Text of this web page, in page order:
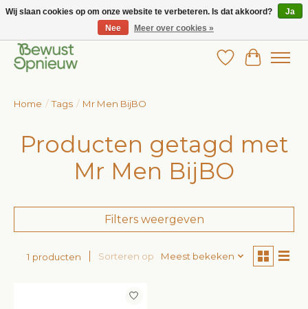
Wij bieden het grootste aanbod in betaalbare kinderkleding!
Verlanglijst
Home / Tags / Mr Men BijBO
Producten getagd met
Mr Men BijBO
Filters weergeven
1 producten Sorteren op Meest bekeken
Wij slaan cookies op om onze website te verbeteren. Is dat akkoord?
Ja
Nee
Meer over cookies »